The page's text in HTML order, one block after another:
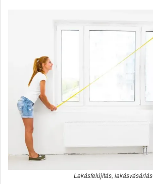
Lakásfelújítás, lakásvásárlás